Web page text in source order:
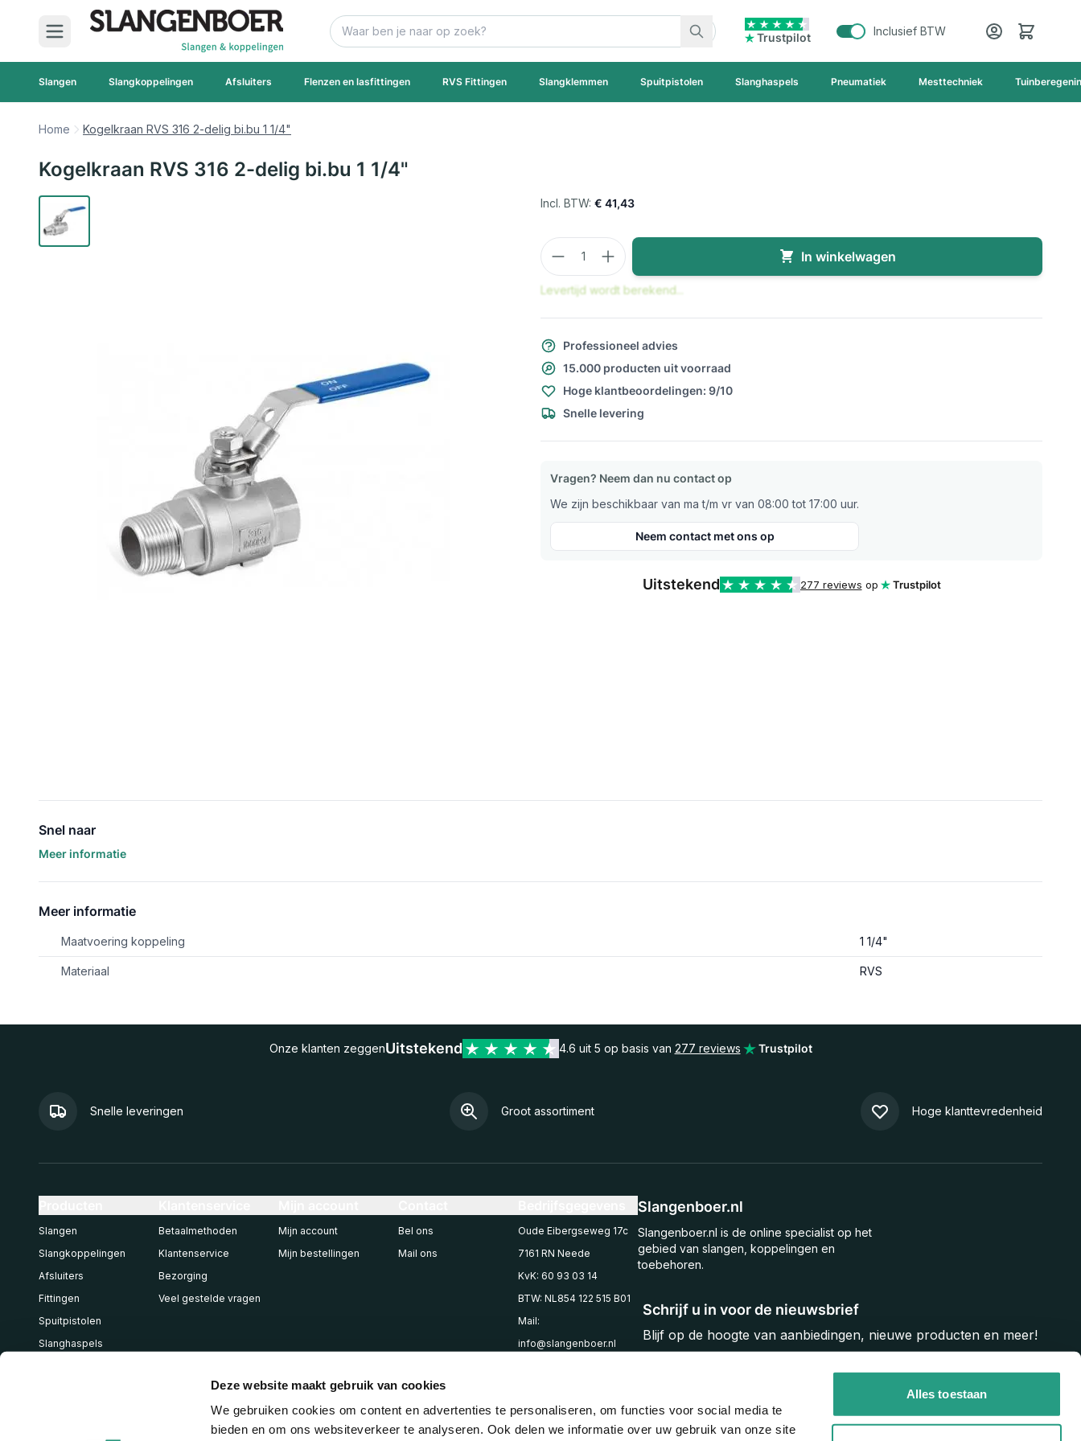
Deze website maakt gebruik van cookies
We gebruiken cookies om content en advertenties te personaliseren, om functies voor social media te
bieden en om ons websiteverkeer te analyseren. Ook delen we informatie over uw gebruik van onze site
Alles toestaan
Ga naar de inhoud
Zoek
Trustpilot
Inclusief BTW Cart
Slangen Slangkoppelingen Afsluiters Flenzen en lasfittingen RVS Fittingen Slangklemmen Spuitpistolen Slanghaspels Pneumatiek Mesttechniek
Home Kogelkraan RVS 316 2-delig bi.bu 1 1/4"
Kogelkraan RVS 316 2-delig bi.bu 1 1/4"
€ 41,43
Aantal
In winkelwagen
Levertijd wordt berekend...
Professioneel advies
15.000 producten uit voorraad
Hoge klantbeoordelingen: 9/10
Snelle levering
Vragen? Neem dan nu contact op
We zijn beschikbaar van ma t/m vr van 08:00 tot 17:00 uur.
Neem contact met ons op
Uitstekend 277 reviews op Trustpilot
Snel naar
Meer informatie
Meer informatie
Maatvoering koppeling 1 1/4"
Materiaal RVS
Onze klanten zeggenUitstekend 4.6 uit 5 op basis van 277 reviews Trustpilot
Snelle leveringen Groot assortiment Hoge klanttevredenheid
Schrijf u in voor de nieuwsbrief
Blijf op de hoogte van aanbiedingen, nieuwe producten en meer!
Slangenboer.nl
Slangenboer.nl is de online specialist op het
gebied van slangen, koppelingen en
toebehoren.
Slangen
Slangkoppelingen
Afsluiters
Fittingen
Spuitpistolen
Slanghaspels
Betaalmethoden
Klantenservice
Bezorging
Veel gestelde vragen
Mijn account
Mijn bestellingen
Bel ons
Mail ons
Oude Eibergseweg 17c
7161 RN Neede
KvK: 60 93 03 14
BTW: NL854 122 515 B01
Mail:
info@slangenboer.nl